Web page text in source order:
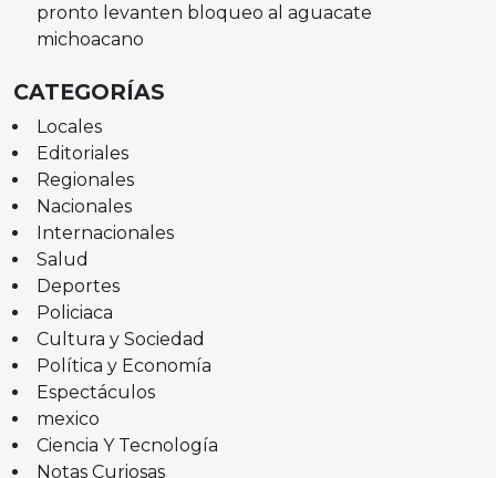
pronto levanten bloqueo al aguacate
michoacano
CATEGORÍAS
Locales
Editoriales
Regionales
Nacionales
Internacionales
Salud
Deportes
Policiaca
Cultura y Sociedad
Política y Economía
Espectáculos
mexico
Ciencia Y Tecnología
Notas Curiosas